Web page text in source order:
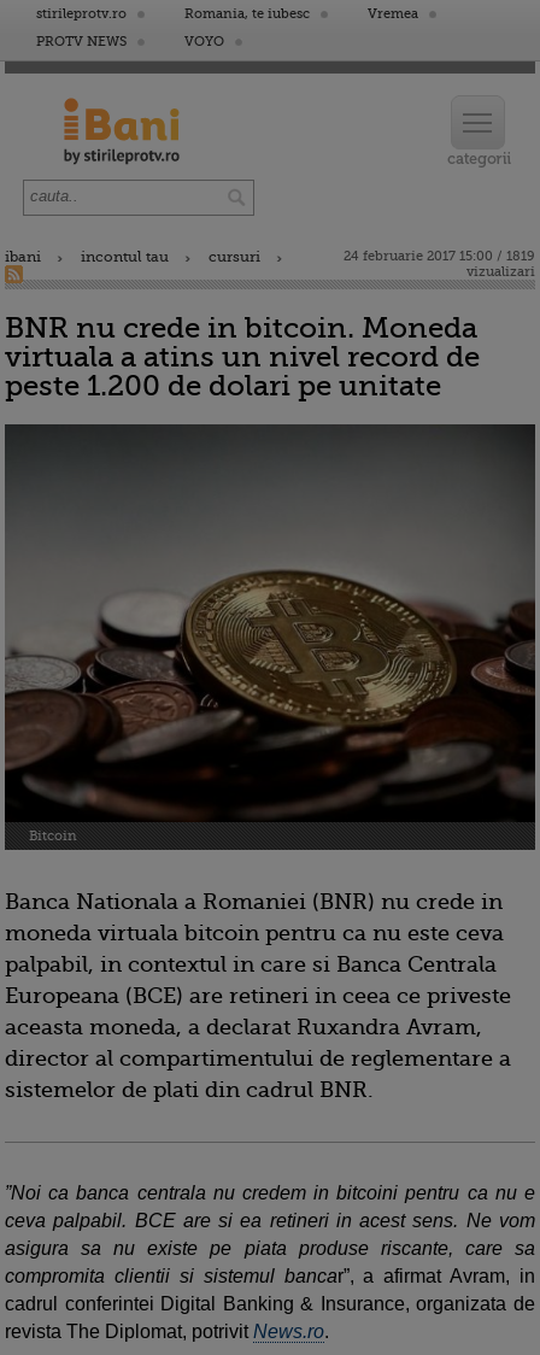
stirileprotv.ro Romania, te iubesc
Vremea
PROTV NEWS
VOYO
ibani incontul tau cursuri
24 februarie 2017 15:00 / 1819
vizualizari
BNR nu crede in bitcoin. Moneda
virtuala a atins un nivel record de
peste 1.200 de dolari pe unitate
Bitcoin
Banca Nationala a Romaniei (BNR) nu crede in
moneda virtuala bitcoin pentru ca nu este ceva
palpabil, in contextul in care si Banca Centrala
Europeana (BCE) are retineri in ceea ce priveste
aceasta moneda, a declarat Ruxandra Avram,
director al compartimentului de reglementare a
sistemelor de plati din cadrul BNR.
”Noi ca banca centrala nu credem in bitcoini pentru ca nu e
ceva palpabil. BCE are si ea retineri in acest sens. Ne vom
asigura sa nu existe pe piata produse riscante, care sa
compromita clientii si sistemul bancar”, a afirmat Avram, in
cadrul conferintei Digital Banking & Insurance, organizata de
revista The Diplomat, potrivitNews.ro.